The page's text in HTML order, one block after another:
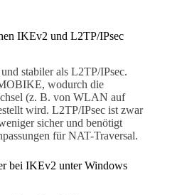
IKEv2 und L2TP/IPsec
stabiler als L2TP/IPsec.
wodurch die
(z. B. von WLAN auf
wird. L2TP/IPsec ist zwar
sicher und benötigt
für NAT-Traversal.
bei IKEv2 unter Windows